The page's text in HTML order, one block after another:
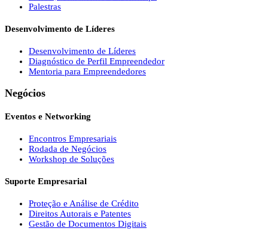
Palestras
Desenvolvimento de Líderes
Desenvolvimento de Líderes
Diagnóstico de Perfil Empreendedor
Mentoria para Empreendedores
Negócios
Eventos e Networking
Encontros Empresariais
Rodada de Negócios
Workshop de Soluções
Suporte Empresarial
Proteção e Análise de Crédito
Direitos Autorais e Patentes
Gestão de Documentos Digitais